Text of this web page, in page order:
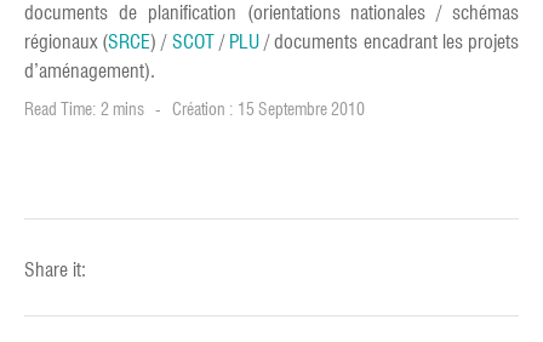
documents de planification (orientations nationales / schémas
régionaux (SRCE) / SCOT/ PLU / documents encadrant les projets
d’aménagement).
Read Time: 2 mins Création : 15 Septembre 2010
Share it: